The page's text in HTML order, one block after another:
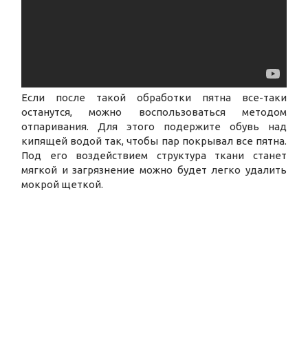
Если после такой обработки пятна все-таки
останутся, можно воспользоваться методом
отпаривания. Для этого подержите обувь над
кипящей водой так, чтобы пар покрывал все пятна.
Под его воздействием структура ткани станет
мягкой и загрязнение можно будет легко удалить
мокрой щеткой.